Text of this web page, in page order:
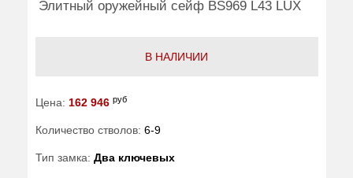
Элитный оружейный сейф BS969 L43 LUX
В НАЛИЧИИ
Цена: 162 946 руб
Количество стволов: 6-9
Тип замка: Два ключевых